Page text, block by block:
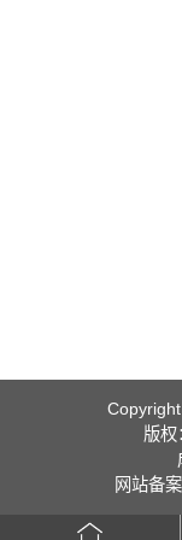
版权
网站备